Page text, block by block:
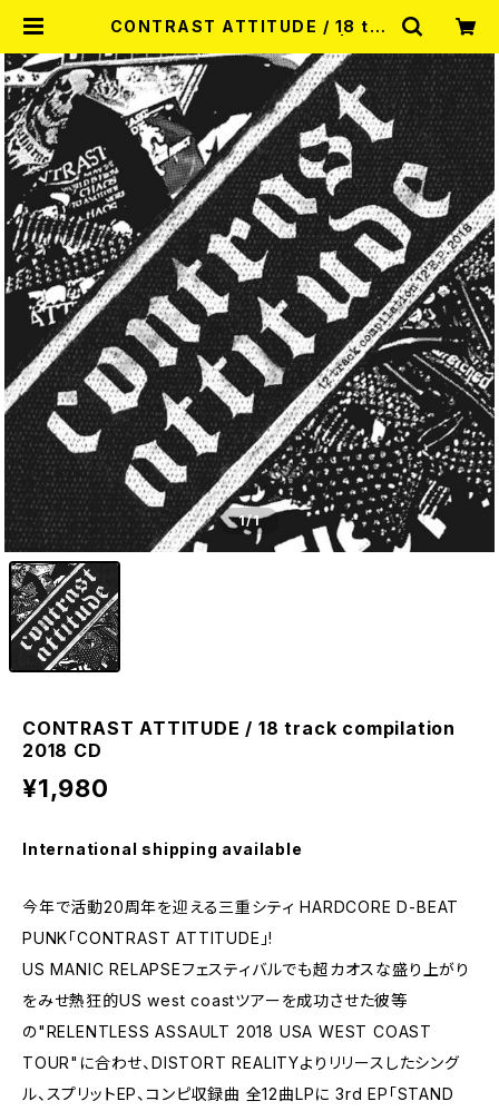
CONTRAST ATTITUDE / 18 tra
ORD SHOP MISERY
1/1
CONTRAST ATTITUDE / 18 track compilation
2018 CD
¥1,980
International shipping available
今年で活動20周年を迎える三重シティ HARDCORE D-BEAT
PUNK「CONTRAST ATTITUDE」!
US MANIC RELAPSEフェスティバルでも超カオスな盛り上がり
をみせ熱狂的US west coastツアーを成功させた彼等
の"RELENTLESS ASSAULT 2018 USA WEST COAST
TOUR"に合わせ、DISTORT REALITYよりリリースしたシング
ル、スプリットEP、コンピ収録曲 全12曲LPに 3rd EP「STAND